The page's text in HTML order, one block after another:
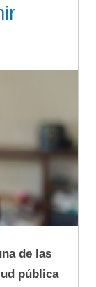
de las
pública